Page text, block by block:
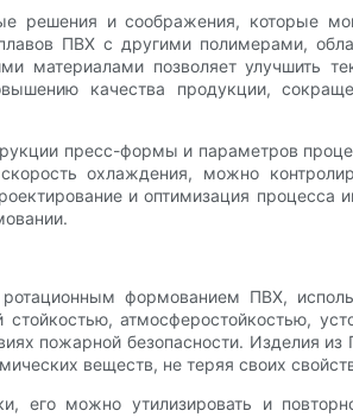
решения и соображения, которые
ПВХ с другими полимерами,
материалами позволяет улучшить
качества продукции,
пресс-формы и параметров
охлаждения, можно
и оптимизация
формованием ПВХ,
атмосферостойкостью,
пожарной безопасности. Изделия
веществ, не теряя своих
его можно утилизировать и